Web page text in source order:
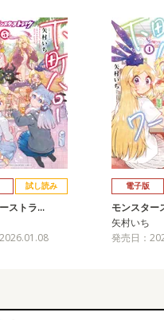
試し読み
ストラ…
電子版
モンスター
矢村いち
発売日：